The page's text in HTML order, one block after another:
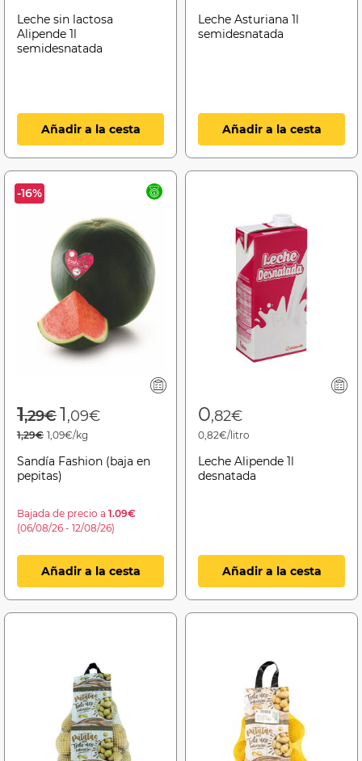
Leche sin lactosa
Alipende 1l
semidesnatada
Añadir a la cesta
Leche Asturiana 1l
semidesnatada
Añadir a la cesta
-16%
Price reduced from
1,29€to
1,09€
1,29€ 1,09€/kg
Sandía Fashion (baja en
pepitas)
Bajada de precio a 1.09€
(06/08/26 - 12/08/26)
Añadir a la cesta
0,82€
0,82€/litro
Leche Alipende 1l
desnatada
Añadir a la cesta